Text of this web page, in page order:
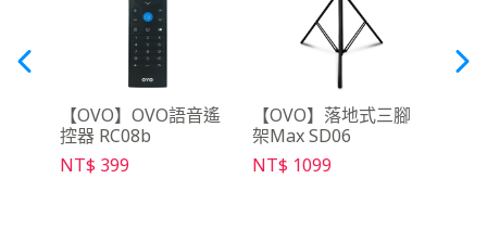
【OVO】OVO語音遙
控器 RC08b
NT$ 399
【OVO】落地式三腳
架Max SD06
NT$ 1099